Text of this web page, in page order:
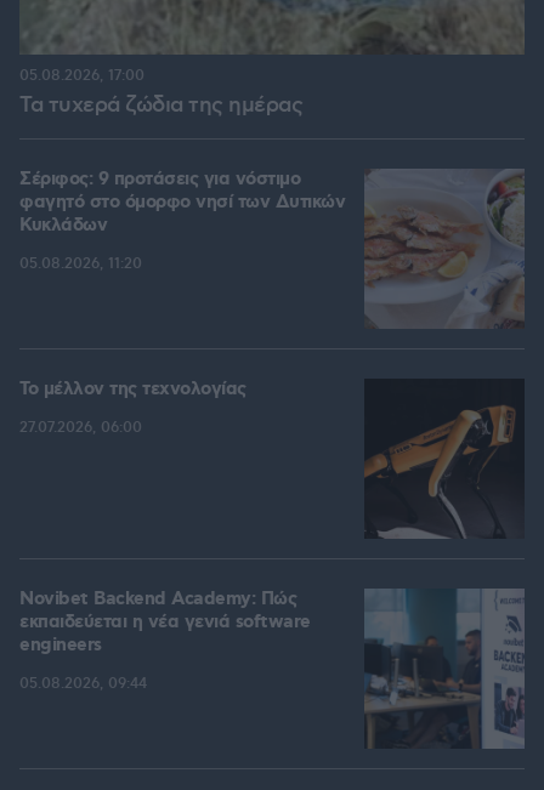
Τα τυχερά ζώδια της ημέρας
05.08.2026, 17:00
Σέριφος: 9 προτάσεις για νόστιμο
φαγητό στο όμορφο νησί των Δυτικών
Κυκλάδων
05.08.2026, 11:20
Το μέλλον της τεχνολογίας
27.07.2026, 06:00
Novibet Backend Academy: Πώς
εκπαιδεύεται η νέα γενιά software
engineers
05.08.2026, 09:44